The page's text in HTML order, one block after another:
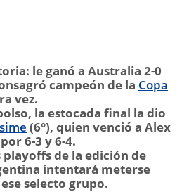
le ganó a Australia 2-0
campeón de la Copa
vez.
la estocada final la dio
(6°), quien venció a Alex
6-3 y 6-4.
playoffs de la edición de
intentará meterse
selecto grupo.